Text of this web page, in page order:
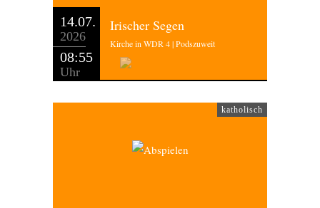
14.07.
2026
08:55
Uhr
Irischer Segen
Kirche in WDR 4 | Podszuweit
katholisch